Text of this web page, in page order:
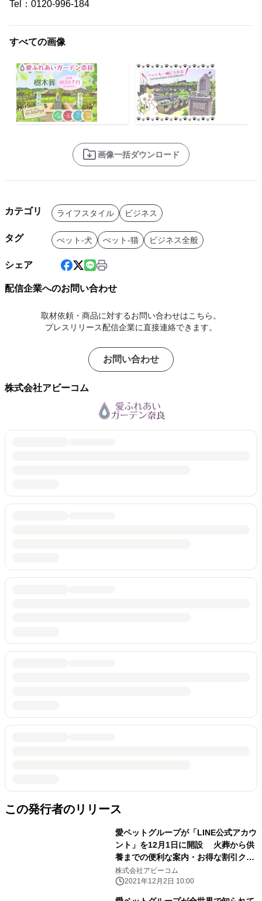
Tel：0120-996-184
すべての画像
画像一括ダウンロード
カテゴリ ライフスタイル ビジネス
タグ ぺット-犬 ぺット-猫 ビジネス全般
シェア
配信企業へのお問い合わせ
取材依頼・商品に対するお問い合わせはこちら。
プレスリリース配信企業に直接連絡できます。
お問い合わせ
株式会社アビーコム
この発行者のリリース
愛ペットグループが「LINE公式アカウ
ント」を12月1日に開設 火葬から供
養までの便利な案内・お得な割引クー
ポンが届く！
株式会社アビーコム
2021年12月2日 10:00